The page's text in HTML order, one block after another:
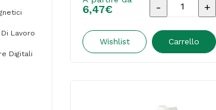
6,47€
Alcool
-
Wishlist Carrello
Lavoro
Digitali